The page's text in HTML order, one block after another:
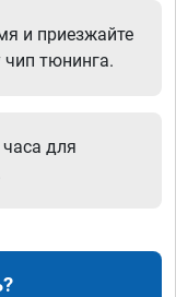
и приезжайте
чип тюнинга.
для